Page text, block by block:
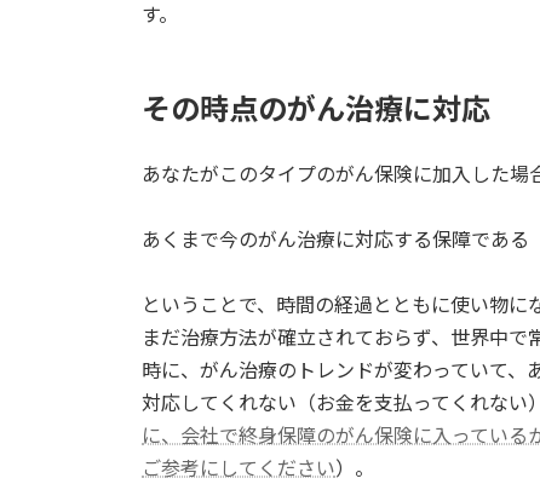
す。
その時点のがん治療に対応
あなたがこのタイプのがん保険に加入した
あくまで今のがん治療に対応する保障である
ということで、時間の経過とともに使い物
まだ治療方法が確立されておらず、世界中
時に、がん治療のトレンドが変わっていて
対応してくれない（お金を支払ってくれない
に、会社で終身保障のがん保険に入ってい
ご参考にしてください）。